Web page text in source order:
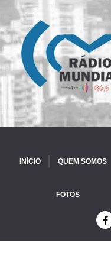
INÍCIO QUEM SOMOS
FOTOS